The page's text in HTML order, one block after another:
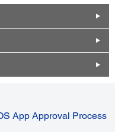
App Approval Process